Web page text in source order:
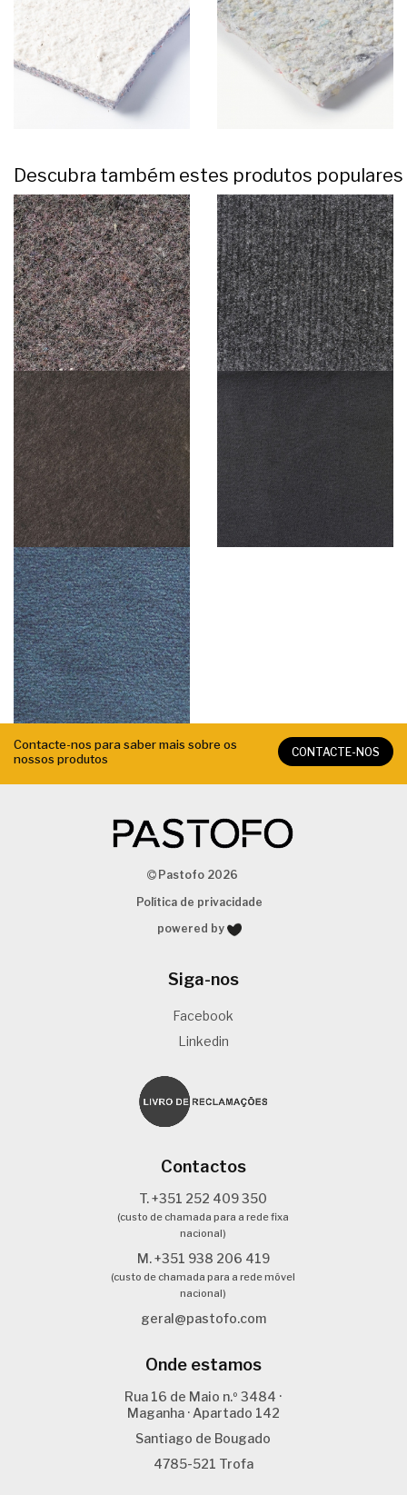
Descubra também estes produtos populares
Contacte-nos para saber mais sobre os
nossos produtos
CONTACTE-NOS
Pastofo 2026
Política de privacidade
powered by
Siga-nos
Facebook
Linkedin
Contactos
T. +351 252 409 350
(custo de chamada para a rede fixa
nacional)
M. +351 938 206 419
(custo de chamada para a rede móvel
nacional)
geral@pastofo.com
Onde estamos
Rua 16 de Maio n.º 3484 ·
Maganha · Apartado 142
Santiago de Bougado
4785-521 Trofa